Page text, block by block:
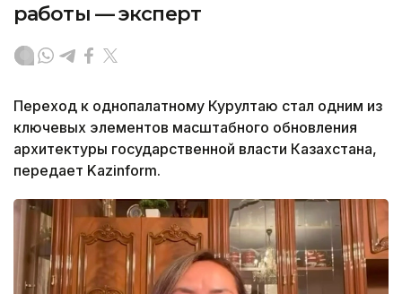
работы — эксперт
Переход к однопалатному Курултаю стал одним из
ключевых элементов масштабного обновления
архитектуры государственной власти Казахстана,
передает Kazinform.